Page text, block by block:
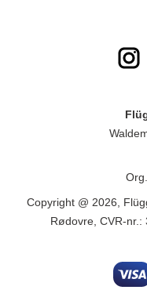
Copyright @ 2026,
Rødovre, CVR-nr.: